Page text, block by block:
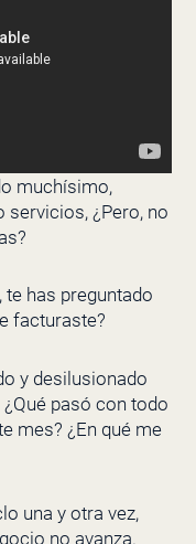
muchísimo,
servicios, ¿Pero, no
te has preguntado
facturaste?
y desilusionado
pasó con todo
mes? ¿En qué me
una y otra vez,
no avanza.